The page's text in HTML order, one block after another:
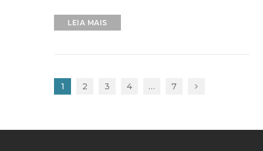
LEIA MAIS
1 2 3 4 … 7